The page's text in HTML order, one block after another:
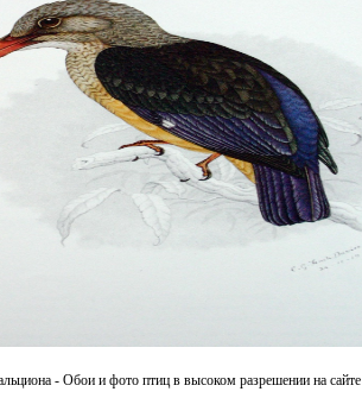
- Обои и фото птиц в высоком разрешении на сайте